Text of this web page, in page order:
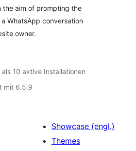
the aim of prompting the
WhatsApp conversation
owner.
10 aktive Installationen
mit 6.5.9
Showcase (engl.)
Themes